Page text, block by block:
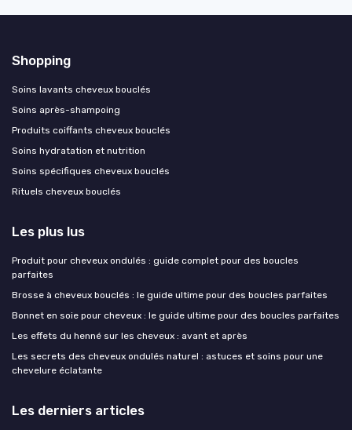
Shopping
Soins lavants cheveux bouclés
Soins après-shampoing
Produits coiffants cheveux bouclés
Soins hydratation et nutrition
Soins spécifiques cheveux bouclés
Rituels cheveux bouclés
Les plus lus
Produit pour cheveux ondulés : guide complet pour des boucles
parfaites
Brosse à cheveux bouclés : le guide ultime pour des boucles parfaites
Bonnet en soie pour cheveux : le guide ultime pour des boucles parfaites
Les effets du henné sur les cheveux : avant et après
Les secrets des cheveux ondulés naturel : astuces et soins pour une
chevelure éclatante
Les derniers articles